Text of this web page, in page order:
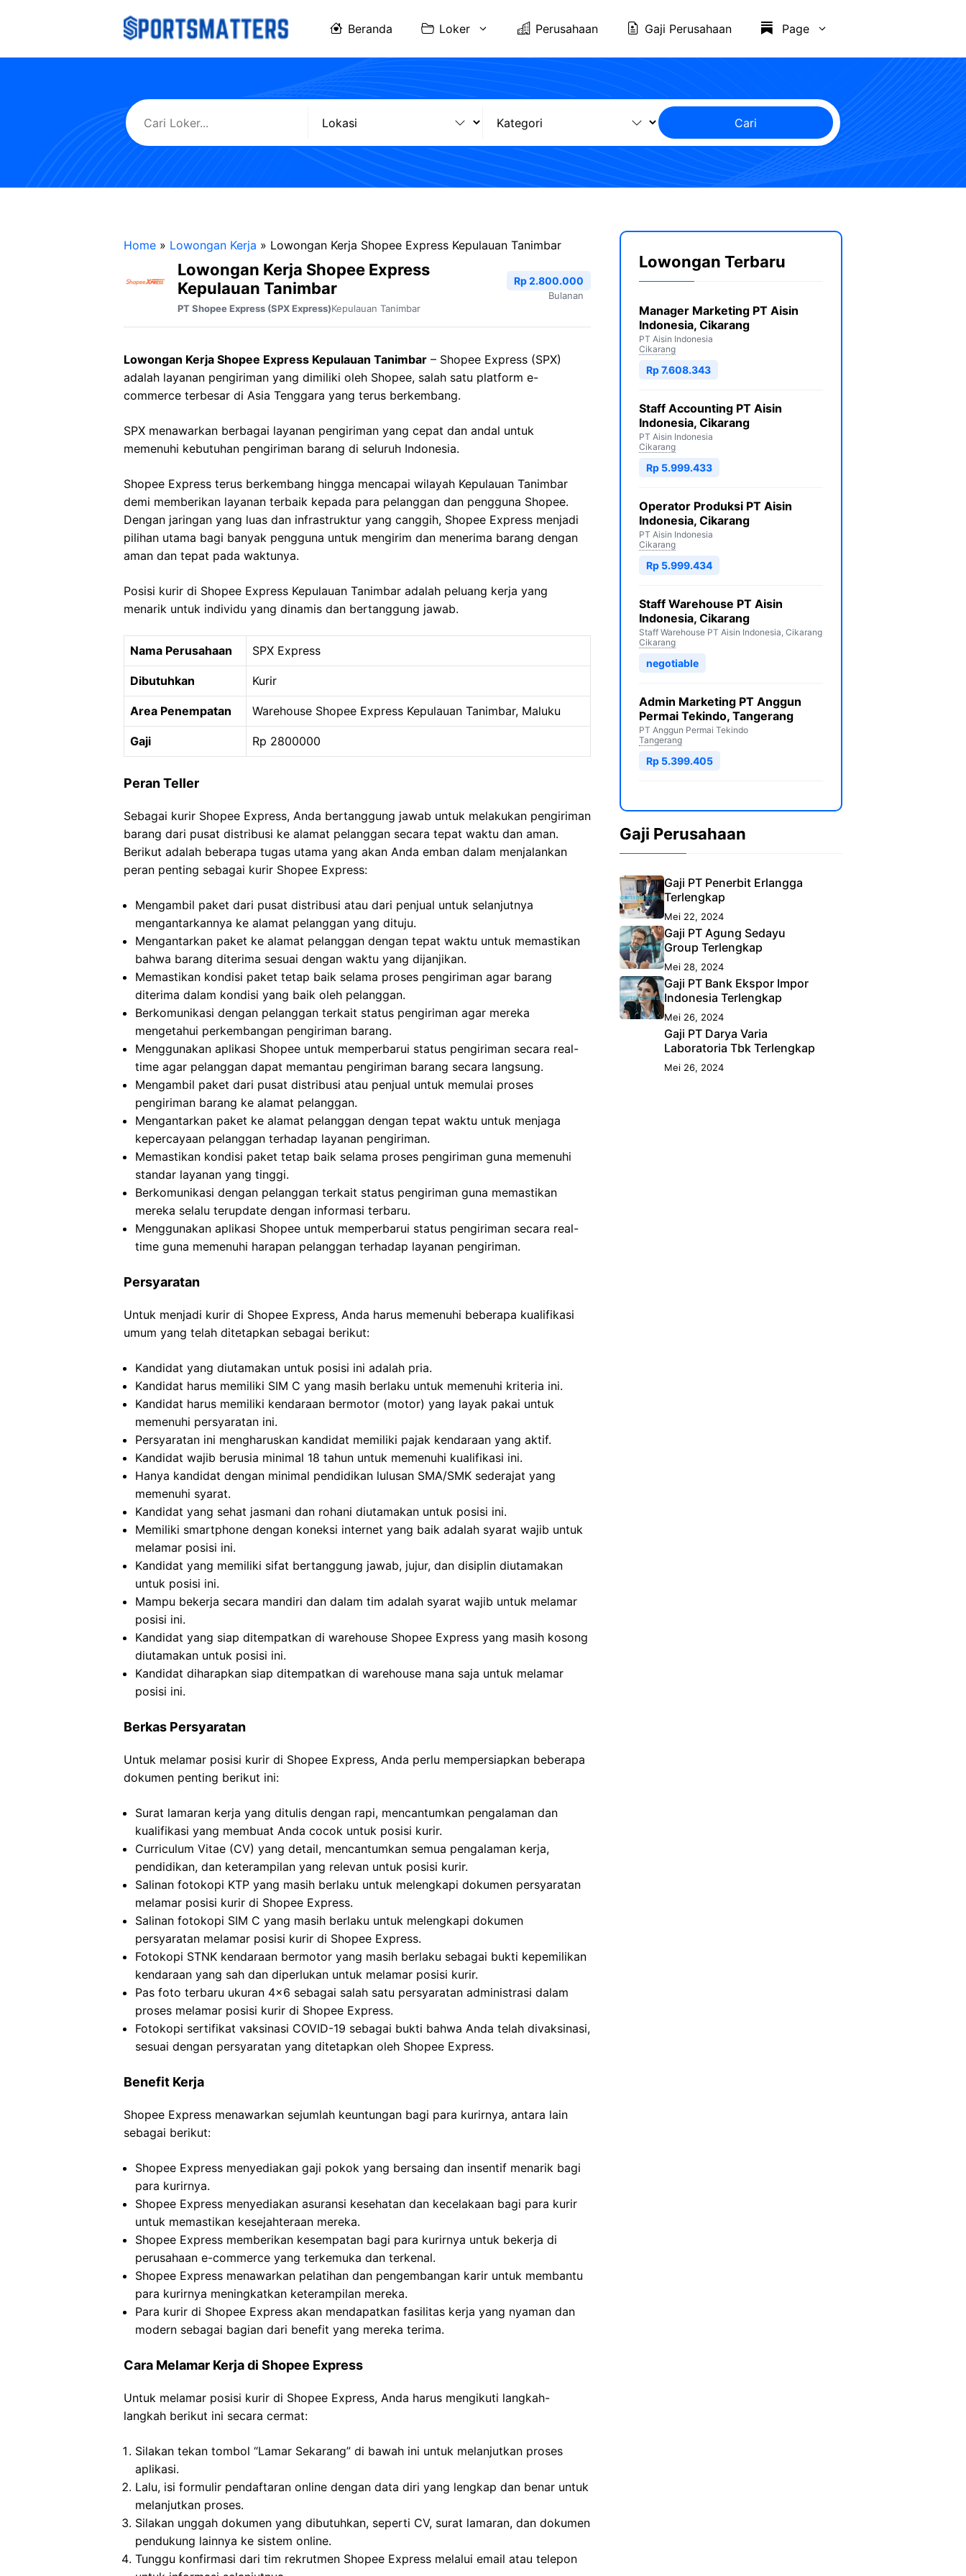
Beranda Loker Perusahaan Gaji Perusahaan Page
Cari
Home » Lowongan Kerja » Lowongan Kerja Shopee Express Kepulauan Tanimbar
Lowongan Kerja Shopee Express
Kepulauan Tanimbar
PT Shopee Express (SPX Express)Kepulauan Tanimbar
Rp 2.800.000
Bulanan
Lowongan Kerja Shopee Express Kepulauan Tanimbar – Shopee Express (SPX)
adalah layanan pengiriman yang dimiliki oleh Shopee, salah satu platform e-
commerce terbesar di Asia Tenggara yang terus berkembang.
SPX menawarkan berbagai layanan pengiriman yang cepat dan andal untuk
memenuhi kebutuhan pengiriman barang di seluruh Indonesia.
Shopee Express terus berkembang hingga mencapai wilayah Kepulauan Tanimbar
demi memberikan layanan terbaik kepada para pelanggan dan pengguna Shopee.
Dengan jaringan yang luas dan infrastruktur yang canggih, Shopee Express menjadi
pilihan utama bagi banyak pengguna untuk mengirim dan menerima barang dengan
aman dan tepat pada waktunya.
Posisi kurir di Shopee Express Kepulauan Tanimbar adalah peluang kerja yang
menarik untuk individu yang dinamis dan bertanggung jawab.
Nama Perusahaan SPX Express
Dibutuhkan Kurir
Area Penempatan Warehouse Shopee Express Kepulauan Tanimbar, Maluku
Gaji Rp 2800000
Peran Teller
Sebagai kurir Shopee Express, Anda bertanggung jawab untuk melakukan pengiriman
barang dari pusat distribusi ke alamat pelanggan secara tepat waktu dan aman.
Berikut adalah beberapa tugas utama yang akan Anda emban dalam menjalankan
peran penting sebagai kurir Shopee Express:
Mengambil paket dari pusat distribusi atau dari penjual untuk selanjutnya
mengantarkannya ke alamat pelanggan yang dituju.
Mengantarkan paket ke alamat pelanggan dengan tepat waktu untuk memastikan
bahwa barang diterima sesuai dengan waktu yang dijanjikan.
Memastikan kondisi paket tetap baik selama proses pengiriman agar barang
diterima dalam kondisi yang baik oleh pelanggan.
Berkomunikasi dengan pelanggan terkait status pengiriman agar mereka
mengetahui perkembangan pengiriman barang.
Menggunakan aplikasi Shopee untuk memperbarui status pengiriman secara real-
time agar pelanggan dapat memantau pengiriman barang secara langsung.
Mengambil paket dari pusat distribusi atau penjual untuk memulai proses
pengiriman barang ke alamat pelanggan.
Mengantarkan paket ke alamat pelanggan dengan tepat waktu untuk menjaga
kepercayaan pelanggan terhadap layanan pengiriman.
Memastikan kondisi paket tetap baik selama proses pengiriman guna memenuhi
standar layanan yang tinggi.
Berkomunikasi dengan pelanggan terkait status pengiriman guna memastikan
mereka selalu terupdate dengan informasi terbaru.
Menggunakan aplikasi Shopee untuk memperbarui status pengiriman secara real-
time guna memenuhi harapan pelanggan terhadap layanan pengiriman.
Persyaratan
Untuk menjadi kurir di Shopee Express, Anda harus memenuhi beberapa kualifikasi
umum yang telah ditetapkan sebagai berikut:
Kandidat yang diutamakan untuk posisi ini adalah pria.
Kandidat harus memiliki SIM C yang masih berlaku untuk memenuhi kriteria ini.
Kandidat harus memiliki kendaraan bermotor (motor) yang layak pakai untuk
memenuhi persyaratan ini.
Persyaratan ini mengharuskan kandidat memiliki pajak kendaraan yang aktif.
Kandidat wajib berusia minimal 18 tahun untuk memenuhi kualifikasi ini.
Hanya kandidat dengan minimal pendidikan lulusan SMA/SMK sederajat yang
memenuhi syarat.
Kandidat yang sehat jasmani dan rohani diutamakan untuk posisi ini.
Memiliki smartphone dengan koneksi internet yang baik adalah syarat wajib untuk
melamar posisi ini.
Kandidat yang memiliki sifat bertanggung jawab, jujur, dan disiplin diutamakan
untuk posisi ini.
Mampu bekerja secara mandiri dan dalam tim adalah syarat wajib untuk melamar
posisi ini.
Kandidat yang siap ditempatkan di warehouse Shopee Express yang masih kosong
diutamakan untuk posisi ini.
Kandidat diharapkan siap ditempatkan di warehouse mana saja untuk melamar
posisi ini.
Berkas Persyaratan
Untuk melamar posisi kurir di Shopee Express, Anda perlu mempersiapkan beberapa
dokumen penting berikut ini:
Surat lamaran kerja yang ditulis dengan rapi, mencantumkan pengalaman dan
kualifikasi yang membuat Anda cocok untuk posisi kurir.
Curriculum Vitae (CV) yang detail, mencantumkan semua pengalaman kerja,
pendidikan, dan keterampilan yang relevan untuk posisi kurir.
Salinan fotokopi KTP yang masih berlaku untuk melengkapi dokumen persyaratan
melamar posisi kurir di Shopee Express.
Salinan fotokopi SIM C yang masih berlaku untuk melengkapi dokumen
persyaratan melamar posisi kurir di Shopee Express.
Fotokopi STNK kendaraan bermotor yang masih berlaku sebagai bukti kepemilikan
kendaraan yang sah dan diperlukan untuk melamar posisi kurir.
Pas foto terbaru ukuran 4×6 sebagai salah satu persyaratan administrasi dalam
proses melamar posisi kurir di Shopee Express.
Fotokopi sertifikat vaksinasi COVID-19 sebagai bukti bahwa Anda telah divaksinasi,
sesuai dengan persyaratan yang ditetapkan oleh Shopee Express.
Benefit Kerja
Shopee Express menawarkan sejumlah keuntungan bagi para kurirnya, antara lain
sebagai berikut:
Shopee Express menyediakan gaji pokok yang bersaing dan insentif menarik bagi
para kurirnya.
Shopee Express menyediakan asuransi kesehatan dan kecelakaan bagi para kurir
untuk memastikan kesejahteraan mereka.
Shopee Express memberikan kesempatan bagi para kurirnya untuk bekerja di
perusahaan e-commerce yang terkemuka dan terkenal.
Shopee Express menawarkan pelatihan dan pengembangan karir untuk membantu
para kurirnya meningkatkan keterampilan mereka.
Para kurir di Shopee Express akan mendapatkan fasilitas kerja yang nyaman dan
modern sebagai bagian dari benefit yang mereka terima.
Cara Melamar Kerja di Shopee Express
Untuk melamar posisi kurir di Shopee Express, Anda harus mengikuti langkah-
langkah berikut ini secara cermat:
Silakan tekan tombol “Lamar Sekarang” di bawah ini untuk melanjutkan proses
aplikasi.
Lalu, isi formulir pendaftaran online dengan data diri yang lengkap dan benar untuk
melanjutkan proses.
Silakan unggah dokumen yang dibutuhkan, seperti CV, surat lamaran, dan dokumen
pendukung lainnya ke sistem online.
Tunggu konfirmasi dari tim rekrutmen Shopee Express melalui email atau telepon
Lowongan Terbaru
Manager Marketing PT Aisin
Indonesia, Cikarang
PT Aisin Indonesia
Cikarang
Rp 7.608.343
Staff Accounting PT Aisin
Indonesia, Cikarang
PT Aisin Indonesia
Cikarang
Rp 5.999.433
Operator Produksi PT Aisin
Indonesia, Cikarang
PT Aisin Indonesia
Cikarang
Rp 5.999.434
Staff Warehouse PT Aisin
Indonesia, Cikarang
Staff Warehouse PT Aisin Indonesia, Cikarang
Cikarang
negotiable
Admin Marketing PT Anggun
Permai Tekindo, Tangerang
PT Anggun Permai Tekindo
Tangerang
Rp 5.399.405
Gaji Perusahaan
Gaji PT Penerbit Erlangga
Terlengkap
Mei 22, 2024
Gaji PT Agung Sedayu
Group Terlengkap
Mei 28, 2024
Gaji PT Bank Ekspor Impor
Indonesia Terlengkap
Mei 26, 2024
Gaji PT Darya Varia
Laboratoria Tbk Terlengkap
Mei 26, 2024